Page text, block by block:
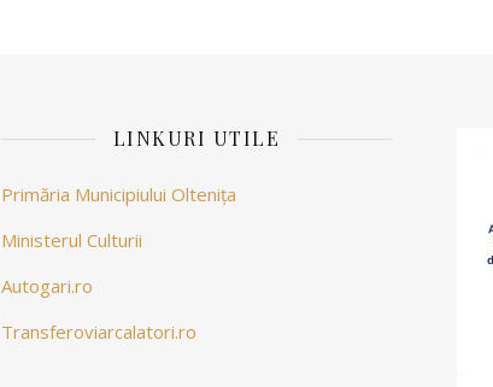
LINKURI UTILE
Primăria Municipiului Oltenița
Ministerul Culturii
Autogari.ro
Transferoviarcalatori.ro